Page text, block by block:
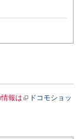
報は
ドコモショッ